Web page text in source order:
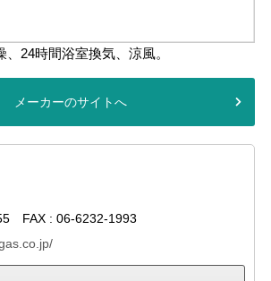
24時間浴室換気、涼風。
メーカーのサイトへ
FAX : 06-6232-1993